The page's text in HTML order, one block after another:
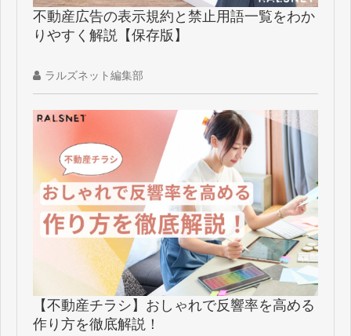
不動産広告の表示規約と禁止用語一覧をわか
りやすく解説【保存版】
ラルズネット編集部
【不動産チラシ】おしゃれで反響率を高める
作り方を徹底解説！